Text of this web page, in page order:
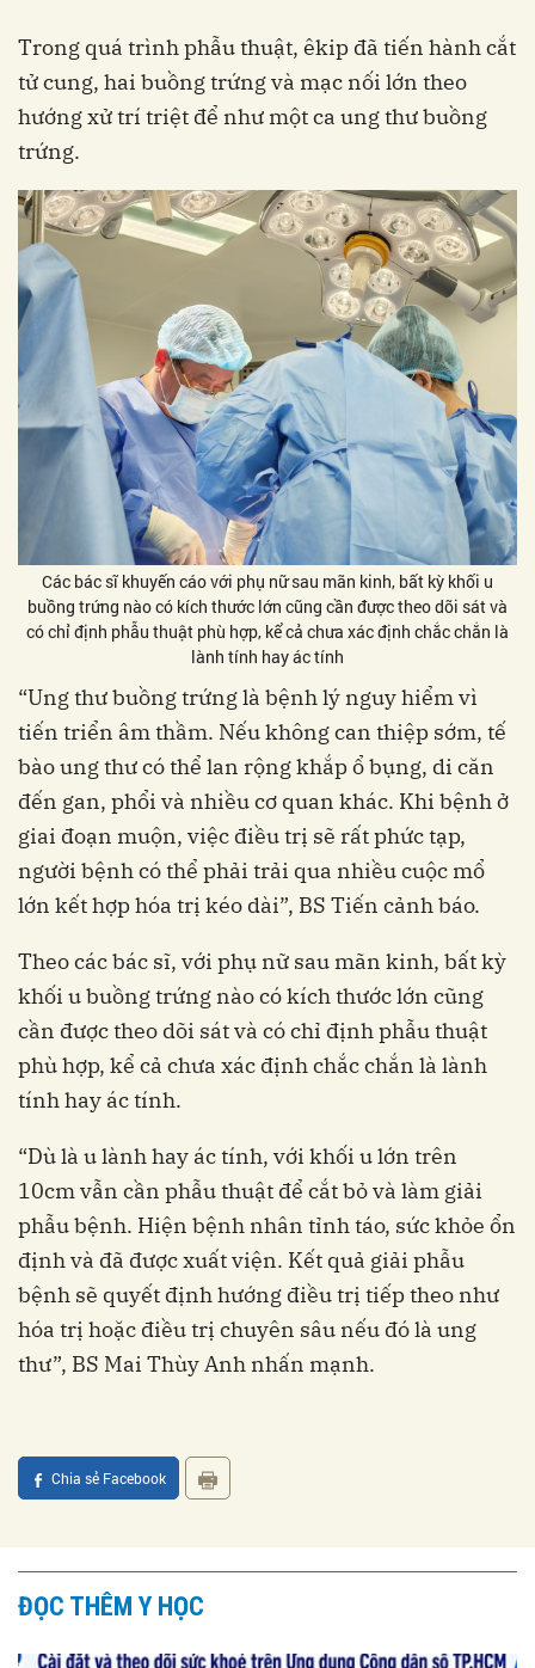
Trong quá trình phẫu thuật, êkip đã tiến hành cắt
tử cung, hai buồng trứng và mạc nối lớn theo
hướng xử trí triệt để như một ca ung thư buồng
trứng.
Các bác sĩ khuyến cáo với phụ nữ sau mãn kinh, bất kỳ khối u
buồng trứng nào có kích thước lớn cũng cần được theo dõi sát và
có chỉ định phẫu thuật phù hợp, kể cả chưa xác định chắc chắn là
lành tính hay ác tính
“Ung thư buồng trứng là bệnh lý nguy hiểm vì
tiến triển âm thầm. Nếu không can thiệp sớm, tế
bào ung thư có thể lan rộng khắp ổ bụng, di căn
đến gan, phổi và nhiều cơ quan khác. Khi bệnh ở
giai đoạn muộn, việc điều trị sẽ rất phức tạp,
người bệnh có thể phải trải qua nhiều cuộc mổ
lớn kết hợp hóa trị kéo dài”, BS Tiến cảnh báo.
Theo các bác sĩ, với phụ nữ sau mãn kinh, bất kỳ
khối u buồng trứng nào có kích thước lớn cũng
cần được theo dõi sát và có chỉ định phẫu thuật
phù hợp, kể cả chưa xác định chắc chắn là lành
tính hay ác tính.
“Dù là u lành hay ác tính, với khối u lớn trên
10cm vẫn cần phẫu thuật để cắt bỏ và làm giải
phẫu bệnh. Hiện bệnh nhân tỉnh táo, sức khỏe ổn
định và đã được xuất viện. Kết quả giải phẫu
bệnh sẽ quyết định hướng điều trị tiếp theo như
hóa trị hoặc điều trị chuyên sâu nếu đó là ung
thư”, BS Mai Thùy Anh nhấn mạnh.
Chia sẻ Facebook
ĐỌC THÊM Y HỌC